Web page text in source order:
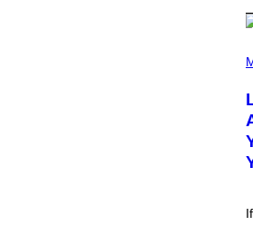
P
T
O
B
Y
M
I
H